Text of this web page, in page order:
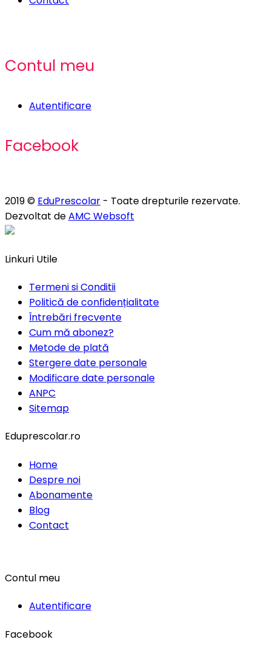
Contul meu
Autentificare
Facebook
2019 © EduPrescolar - Toate drepturile rezervate.
Dezvoltat deAMC Websoft
Linkuri Utile
Termeni si Conditii
Politică de confidențialitate
Întrebări frecvente
Cum mă abonez?
Metode de plată
Stergere date personale
Modificare date personale
ANPC
Sitemap
Eduprescolar.ro
Home
Despre noi
Abonamente
Blog
Contact
Contul meu
Autentificare
Facebook